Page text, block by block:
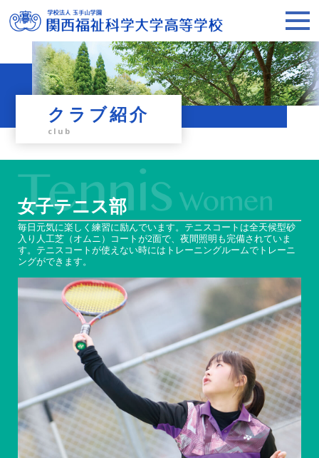
クラブ紹介
club
女子テニス部
毎日元気に楽しく練習に励んでいます。テニスコートは全天候型砂
入り人工芝（オムニ）コートが2面で、夜間照明も完備されていま
す。テニスコートが使えない時にはトレーニングルームでトレーニ
ングができます。